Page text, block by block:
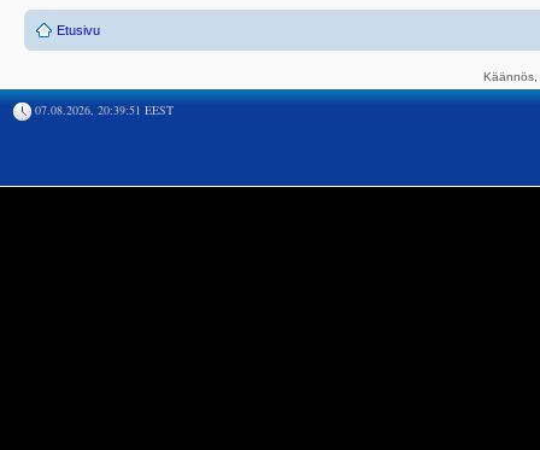
Etusivu
07.08.2026, 20:39:51 EEST